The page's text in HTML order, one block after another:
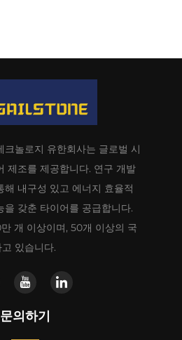
크놀로지 유한회사는 글로벌 시
제조를 제공합니다. 연구 개발
해 내구성 있고 에너지 효율적
을 갖춘 타이어를 공급합니다.
개 이상이며, 50개 이상의 국
있습니다.
문의하기